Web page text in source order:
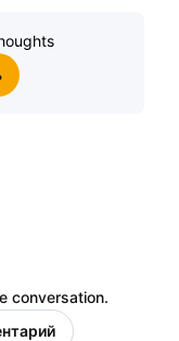
conversation.